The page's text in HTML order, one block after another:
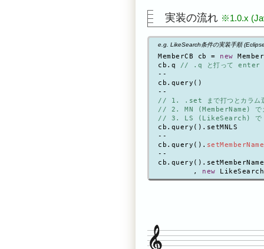
実装の流れ ※1.0.x
e.g. LikeSearch条件の実装手順
MemberCB cb = new
cb.q
// .q と打って enter
--
cb.query()
// 1. .set まで打つとカラム
// 2. MN (MemberName) で
// 3. LS (LikeSearch)
cb.query().setMNLS
--
cb.query().
--
        ,
new